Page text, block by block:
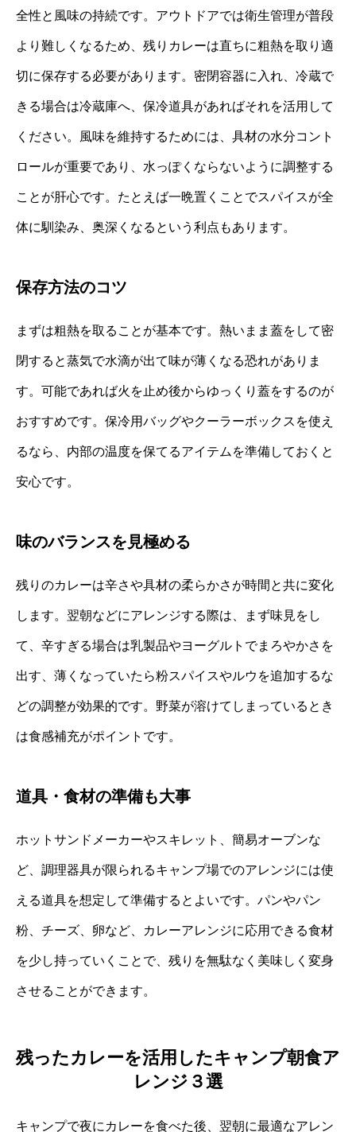
全性と風味の持続です。アウトドアでは衛生管理が普段
より難しくなるため、残りカレーは直ちに粗熱を取り適
切に保存する必要があります。密閉容器に入れ、冷蔵で
きる場合は冷蔵庫へ、保冷道具があればそれを活用して
ください。風味を維持するためには、具材の水分コント
ロールが重要であり、水っぽくならないように調整する
ことが肝心です。たとえば一晩置くことでスパイスが全
体に馴染み、奥深くなるという利点もあります。
保存方法のコツ
まずは粗熱を取ることが基本です。熱いまま蓋をして密
閉すると蒸気で水滴が出て味が薄くなる恐れがありま
す。可能であれば火を止め後からゆっくり蓋をするのが
おすすめです。保冷用バッグやクーラーボックスを使え
るなら、内部の温度を保てるアイテムを準備しておくと
安心です。
味のバランスを見極める
残りのカレーは辛さや具材の柔らかさが時間と共に変化
します。翌朝などにアレンジする際は、まず味見をし
て、辛すぎる場合は乳製品やヨーグルトでまろやかさを
出す、薄くなっていたら粉スパイスやルウを追加するな
どの調整が効果的です。野菜が溶けてしまっているとき
は食感補充がポイントです。
道具・食材の準備も大事
ホットサンドメーカーやスキレット、簡易オーブンな
ど、調理器具が限られるキャンプ場でのアレンジには使
える道具を想定して準備するとよいです。パンやパン
粉、チーズ、卵など、カレーアレンジに応用できる食材
を少し持っていくことで、残りを無駄なく美味しく変身
させることができます。
残ったカレーを活用したキャンプ朝食ア
レンジ３選
キャンプで夜にカレーを食べた後、翌朝に最適なアレン